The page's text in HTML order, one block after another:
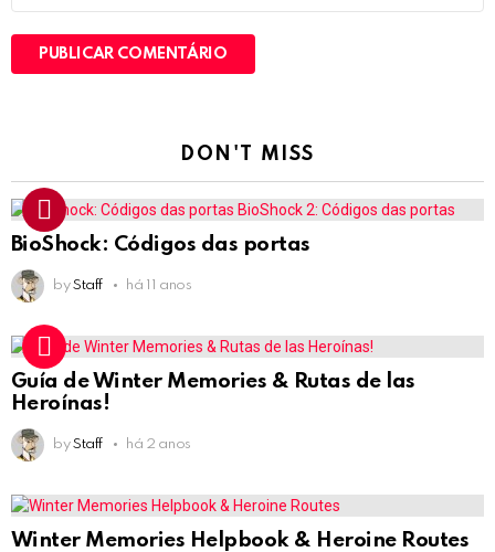
DON'T MISS
BioShock: Códigos das portas
by Staff há 11 anos
Guía de Winter Memories & Rutas de las
Heroínas!
by Staff há 2 anos
Winter Memories Helpbook & Heroine Routes